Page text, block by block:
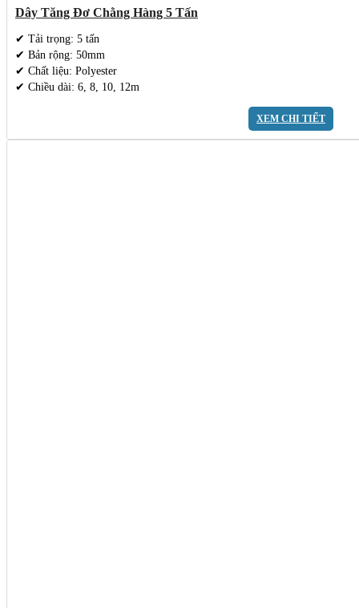
Dây Tăng Đơ Chằng Hàng 5 Tấn
✔ Tải trọng: 5 tấn
✔ Bản rộng: 50mm
✔ Chất liệu: Polyester
✔ Chiều dài: 6, 8, 10, 12m
XEM CHI TIẾT